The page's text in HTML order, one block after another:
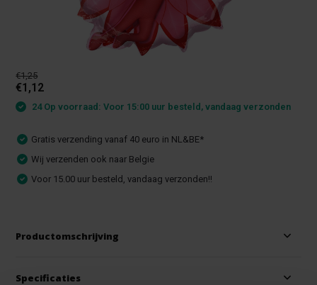
€1,25
€1,12
24 Op voorraad: Voor 15:00 uur besteld, vandaag verzonden
Gratis verzending vanaf 40 euro in NL&BE*
Wij verzenden ook naar Belgie
Voor 15.00 uur besteld, vandaag verzonden!!
Productomschrijving
Specificaties